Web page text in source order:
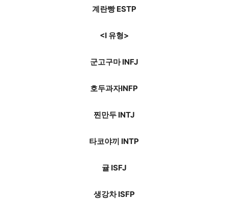
계란빵 ESTP
<I 유형>
군고구마 INFJ
호두과자INFP
찐만두 INTJ
타코야끼 INTP
귤 ISFJ
생강차 ISFP